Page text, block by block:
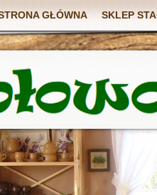
GŁÓWNA SKLEP